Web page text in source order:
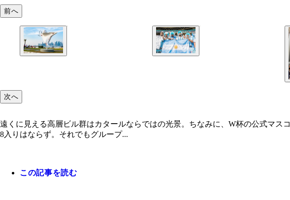
前へ
次へ
遠くに見える高層ビル群はカタールならではの光景。ちなみに、W杯の公式マ
8入りはならず。それでもグループ...
この記事を読む